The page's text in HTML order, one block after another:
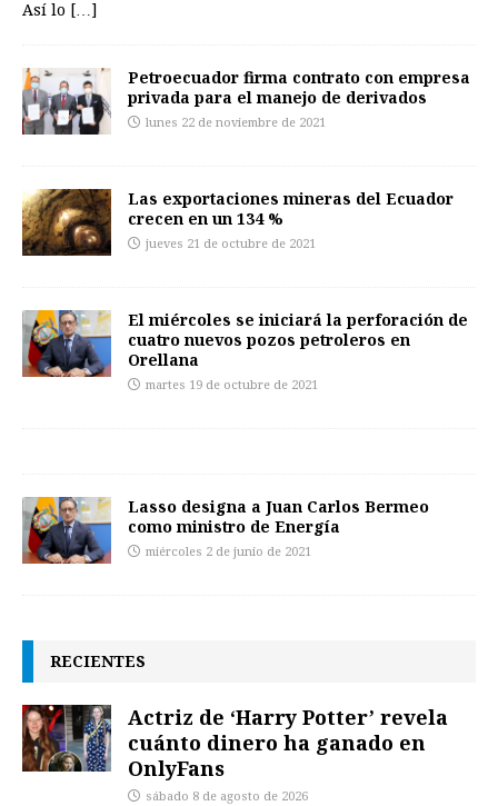
Así lo […]
Petroecuador firma contrato con empresa
privada para el manejo de derivados
lunes 22 de noviembre de 2021
Las exportaciones mineras del Ecuador
crecen en un 134 %
jueves 21 de octubre de 2021
El miércoles se iniciará la perforación de
cuatro nuevos pozos petroleros en
Orellana
martes 19 de octubre de 2021
Lasso designa a Juan Carlos Bermeo
como ministro de Energía
miércoles 2 de junio de 2021
RECIENTES
Actriz de ‘Harry Potter’ revela
cuánto dinero ha ganado en
OnlyFans
sábado 8 de agosto de 2026